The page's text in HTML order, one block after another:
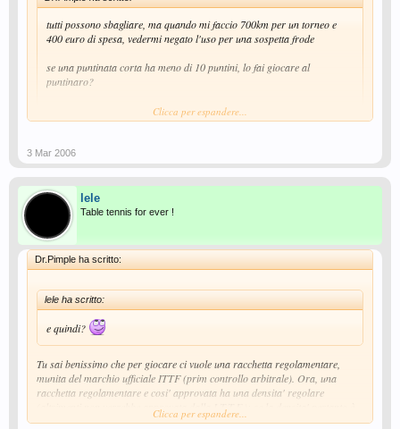
tutti possono sbagliare, ma quando mi faccio 700km per un torneo e
400 euro di spesa, vedermi negato l'uso per una sospetta frode
se una puntinata corta ha meno di 10 puntini, lo fai giocare al
puntinaro?
puntini vengano ripartiti uniformemente su una faccia della racchetta
con una densita' di almeno 10 e non piu' di 30 al cm2. E quindi....
e quindi?
Clicca per espandere...
3 Mar 2006
lele
Table tennis for ever !
Dr.Pimple ha scritto:
lele ha scritto:
e quindi?
Tu sai benissimo che per giocare ci vuole una racchetta regolamentare,
munita del marchio ufficiale ITTF (prim controllo arbitrale). Ora, una
racchetta regolamentare e cosi' approvata ha una densita' regolare
(altrimenti non verrebbe approvata dalla I.T.T.F.): se la densita' pertanto è
variata, cio' è causa di manipolazione (fanno eccezione leggere alterazioni
Clicca per espandere...